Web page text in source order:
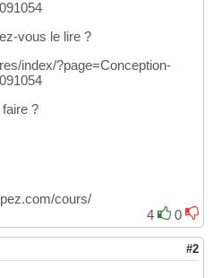
vous le lire ?
index/?page=Conception-
?
cours/
4
0
#2